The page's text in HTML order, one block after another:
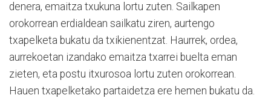
denera, emaitza txukuna lortu zuten. Sailkapen
orokorrean erdialdean sailkatu ziren, aurtengo
txapelketa bukatu da txikienentzat. Haurrek, ordea,
aurrekoetan izandako emaitza txarrei buelta eman
zieten, eta postu itxurosoa lortu zuten orokorrean.
Hauen txapelketako partaidetza ere hemen bukatu da.